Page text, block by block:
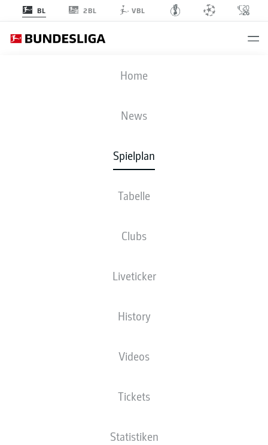
BL 2BL VBL
Home
News
Spielplan
Tabelle
Clubs
Liveticker
History
Videos
Tickets
Statistiken
KOE
2 1
AUFSTELLUNGEN
T. Welz